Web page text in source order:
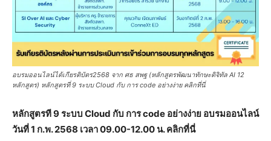
อบรมออนไลน์ได้เกียรติบัตร2568 จาก ศธ สพฐ (หลักสูตรพัฒนาทักษะดิจิทัล AI 12
หลักสูตร) หลักสูตรที่ 9 ระบบ Cloud กับ การ code อย่างง่าย คลิกที่นี่
หลักสูตรที 9 ระบบ Cloud กับ การ code อย่างง่าย อบรมออนไลน์
วันที่ 1 ก.พ. 2568 เวลา 09.00-12.00 น. คลิกที่นี่